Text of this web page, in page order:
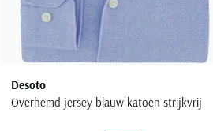
Desoto
Overhemd jersey blauw katoen strijkvrij